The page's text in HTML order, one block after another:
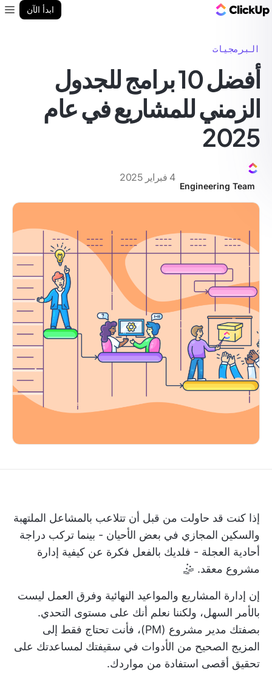
ابدأ الآن
البرمجيات
أفضل 10 برامج للجدول
الزمني للمشاريع في عام
2025
Engineering Team
4 فبراير 2025
إذا كنت قد حاولت من قبل أن تتلاعب بالمشاعل الملتهبة
والسكين المجازي في بعض الأحيان - بينما تركب دراجة
أحادية العجلة - فلديك بالفعل فكرة عن كيفية إدارة
مشروع معقد. 🤹
إن إدارة المشاريع والمواعيد النهائية وفرق العمل ليست
بالأمر السهل، ولكننا نعلم أنك على مستوى التحدي.
بصفتك مدير مشروع (PM)، فأنت تحتاج فقط إلى
المزيج الصحيح من الأدوات في سقيفتك لمساعدتك على
تحقيق أقصى استفادة من مواردك.